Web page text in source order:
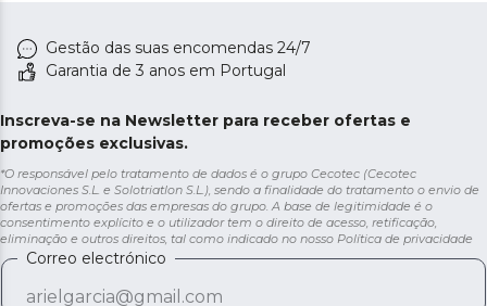
Gestão das suas encomendas 24/7
Garantia de 3 anos em Portugal
Inscreva-se na Newsletter para receber ofertas e
promoções exclusivas.
*O responsável pelo tratamento de dados é o grupo Cecotec (Cecotec
Innovaciones S.L. e Solotriatlon S.L.), sendo a finalidade do tratamento o envio de
ofertas e promoções das empresas do grupo. A base de legitimidade é o
consentimento explícito e o utilizador tem o direito de acesso, retificação,
eliminação e outros direitos, tal como indicado no nosso Política de privacidade
Correo electrónico